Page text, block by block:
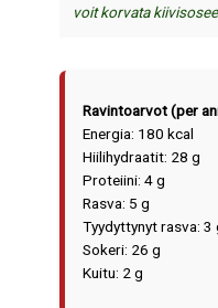
voit korvata
Ravintoarvot (per
Energia: 180 kcal
Hiilihydraatit: 28 g
Proteiini: 4 g
Rasva: 5 g
Tyydyttynyt rasva: 3
Sokeri: 26 g
Kuitu: 2 g